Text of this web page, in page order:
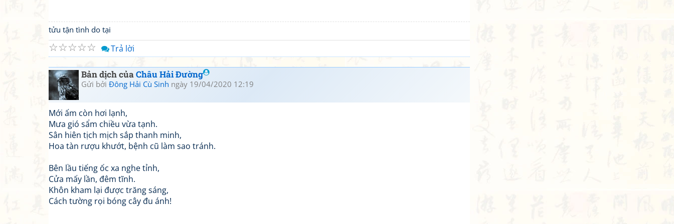
tửu tận tình do tại
☆
☆
☆
☆
☆ Trả lời
Bản dịch củaChâu Hải Đường
Gửi bởi Đông Hải Cù Sinh ngày 19/04/2020 12:19
Mới ấm còn hơi lạnh,
Mưa gió sẩm chiều vừa tạnh.
Sân hiên tịch mịch sắp thanh minh,
Hoa tàn rượu khướt, bệnh cũ làm sao tránh.
Bên lầu tiếng ốc xa nghe tỉnh,
Cửa mấy lần, đêm tĩnh.
Khôn kham lại được trăng sáng,
Cách tường rọi bóng cây đu ánh!